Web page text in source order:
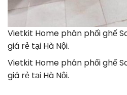
Vietkit Home phân phối ghế
giá rẻ tại Hà Nội.
Vietkit Home phân phối ghế
giá rẻ tại Hà Nội.